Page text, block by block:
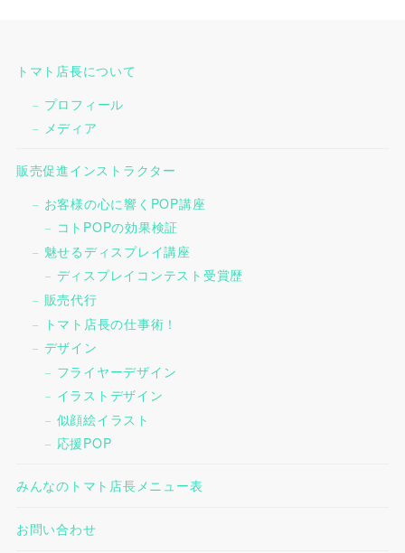
トマト店長について
プロフィール
メディア
販売促進インストラクター
お客様の心に響くPOP講座
コトPOPの効果検証
魅せるディスプレイ講座
ディスプレイコンテスト受賞歴
販売代行
トマト店長の仕事術！
デザイン
フライヤーデザイン
イラストデザイン
似顔絵イラスト
応援POP
みんなのトマト店長メニュー表
お問い合わせ